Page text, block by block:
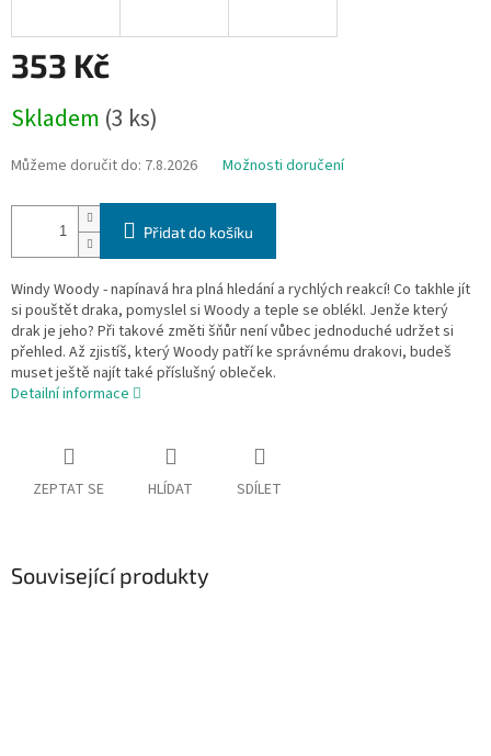
353 Kč
cena:
Skladem (3 ks)
Můžeme doručit do: 7.8.2026 Možnosti doručení
Přidat do košíku
Windy Woody - napínavá hra plná hledání a rychlých reakcí! Co takhle jít
si pouštět draka, pomyslel si Woody a teple se oblékl. Jenže který
drak je jeho? Při takové změti šňůr není vůbec jednoduché udržet si
přehled. Až zjistíš, který Woody patří ke správnému drakovi, budeš
muset ještě najít také příslušný obleček.
Detailní informace
ZEPTAT SE HLÍDAT SDÍLET
Související produkty